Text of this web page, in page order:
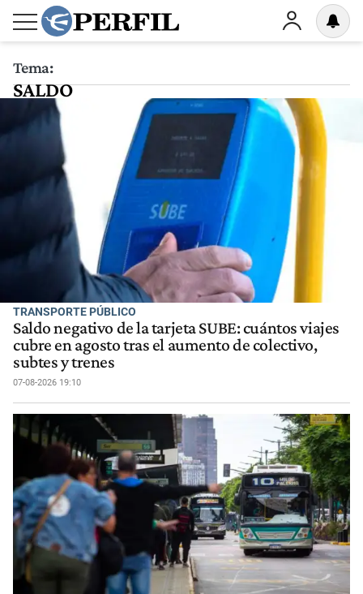
Tema:
SALDO
TRANSPORTE PÚBLICO
Saldo negativo de la tarjeta SUBE: cuántos viajes
cubre en agosto tras el aumento de colectivo,
subtes y trenes
07-08-2026 19:10